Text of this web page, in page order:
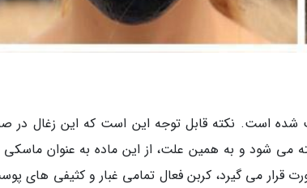
شده است. نکته قابل توجه این است که این زغال در
می شود و به همین علت، از این ماده به عنوان ماسکی
می گیرد، کربن فعال تمامی غبار و کثیفی های